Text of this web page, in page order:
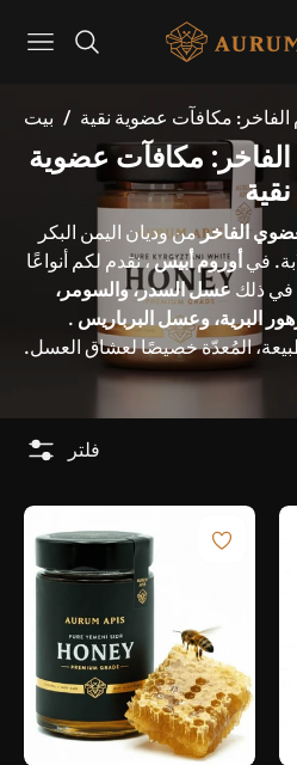
Navigation
بيت / مكافآت عضوية نقية
مجموعة:
مكافآت عضوية
نقية
الفاخرمن وديان اليمن البكر
في أوروم أبيس، نقدم لكم أنواعًا
في ذلك عسل السدر، والسومر،
البرية، وعسل البرباريس .
المُعدّة خصيصًا لعشاق العسل.
فلتر
{##}
-20%